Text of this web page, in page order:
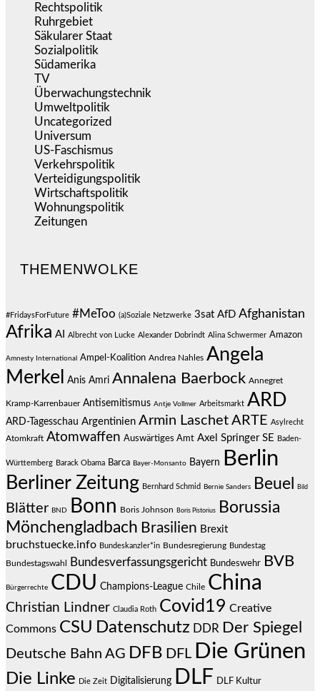
Rechtspolitik
Ruhrgebiet
Säkularer Staat
Sozialpolitik
Südamerika
TV
Überwachungstechnik
Umweltpolitik
Uncategorized
Universum
US-Faschismus
Verkehrspolitik
Verteidigungspolitik
Wirtschaftspolitik
Wohnungspolitik
Zeitungen
THEMENWOLKE
#FridaysForFuture #MeToo (a)Soziale Netzwerke 3sat AfD Afghanistan
Afrika AI Albrecht von Lucke Alexander Dobrindt Alina Schwermer Amazon
Amnesty International Ampel-Koalition Andrea Nahles Angela
Merkel
Anis Amri Annalena Baerbock Annegret
Kramp-Karrenbauer Antisemitismus Antje Vollmer Arbeitsmarkt ARD
ARD-Tagesschau Argentinien Armin Laschet ARTE Asylrecht
Atomkraft Atomwaffen Auswärtiges Amt Axel Springer SE Baden-
Württemberg Barack Obama Barca Bayer-Monsanto Bayern Berlin
Berliner Zeitung Bernhard Schmid Bernie Sanders Beuel Bild
Blätter BND Bonn Boris Johnson Boris Pistorius
Borussia
Mönchengladbach Brasilien Brexit
bruchstuecke.info Bundeskanzler*in Bundesregierung Bundestag
Bundestagswahl Bundesverfassungsgericht Bundeswehr BVB
Bürgerrechte CDU Champions-League Chile China
Christian Lindner Claudia Roth Covid19 Creative
Commons CSU Datenschutz DDR Der Spiegel
Deutsche Bahn AG DFB DFL Die Grünen
Die Linke Die Zeit Digitalisierung DLF DLF Kultur